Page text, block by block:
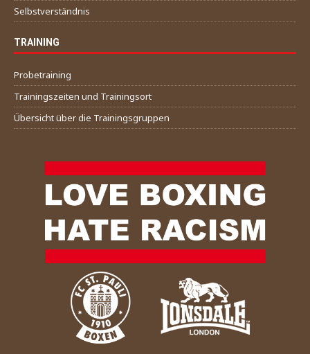
Selbstverständnis
TRAINING
Probetraining
Trainingszeiten und Trainingsort
Übersicht über die Trainingsgruppen